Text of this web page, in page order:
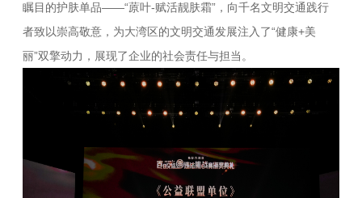
瞩目的护肤单品——“蒝叶-赋活靓肤霜”，向千名文明交通践行
者致以崇高敬意，为大湾区的文明交通发展注入了“健康+美
丽”双擎动力，展现了企业的社会责任与担当。